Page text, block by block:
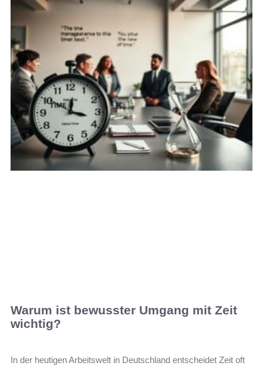
Warum ist bewusster Umgang mit Zeit
wichtig?
In der heutigen Arbeitswelt in Deutschland entscheidet Zeit oft